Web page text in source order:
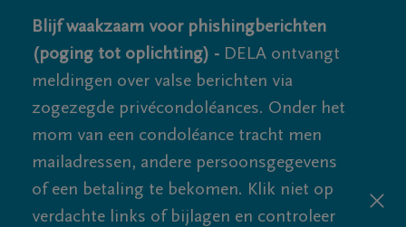
Blijf waakzaam voor phishingberichten
(poging tot oplichting) - DELA ontvangt
meldingen over valse berichten via
zogezegde privécondoléances. Onder het
mom van een condoléance tracht men
mailadressen, andere persoonsgegevens
of een betaling te bekomen. Klik niet op
verdachte links of bijlagen en controleer